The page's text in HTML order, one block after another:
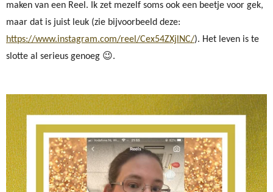
maken van een Reel. Ik zet mezelf soms ook een beetje voor gek,
maar dat is juist leuk (zie bijvoorbeeld deze:
https://www.instagram.com/reel/Cex54ZXjlNC/). Het leven is te
slotte al serieus genoeg 😉.